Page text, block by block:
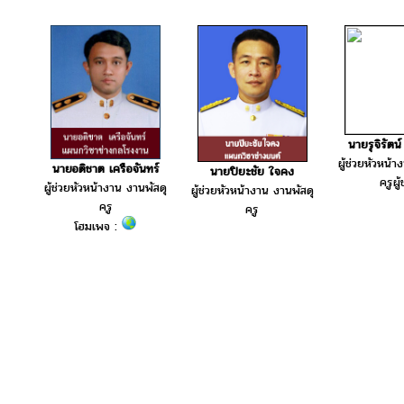
นายอติชาต เครือจันทร์
ผู้ช่วยหัวหน้างาน งานพัสดุ
ครู
โฮมเพจ :
นายปิยะชัย ใจคง
ผู้ช่วยหัวหน้างาน งานพัสดุ
ครู
นายรุจิรัต
ผู้ช่วยหัวหน้า
ครูผู้